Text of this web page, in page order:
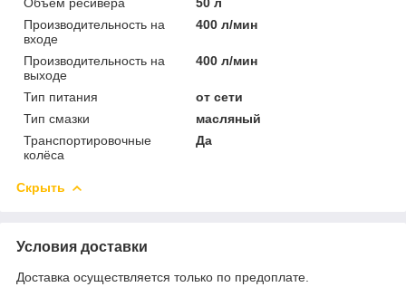
Производительность на
входе
400 л/мин
Производительность на
выходе
400 л/мин
Тип питания
от сети
Тип смазки
масляный
Транспортировочные
колёса
Да
Скрыть
Условия доставки
Доставка осуществляется только по предоплате.